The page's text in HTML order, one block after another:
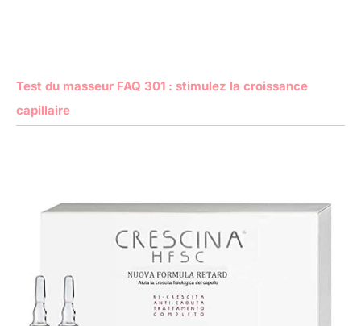
Test du masseur FAQ 301 : stimulez la croissance
capillaire